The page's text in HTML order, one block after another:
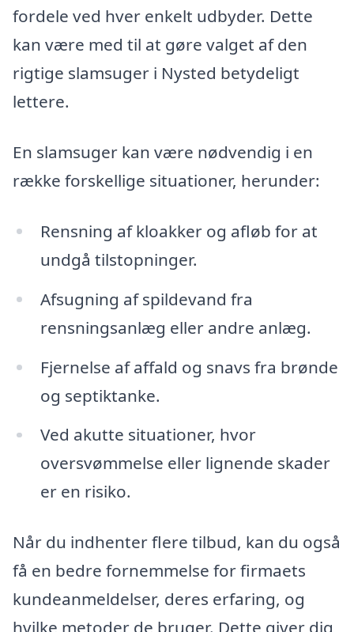
fordele ved hver enkelt udbyder. Dette
kan være med til at gøre valget af den
rigtige slamsuger i Nysted betydeligt
lettere.
En slamsuger kan være nødvendig i en
række forskellige situationer, herunder:
Rensning af kloakker og afløb for at
undgå tilstopninger.
Afsugning af spildevand fra
rensningsanlæg eller andre anlæg.
Fjernelse af affald og snavs fra brønde
og septiktanke.
Ved akutte situationer, hvor
oversvømmelse eller lignende skader
er en risiko.
Når du indhenter flere tilbud, kan du også
få en bedre fornemmelse for firmaets
kundeanmeldelser, deres erfaring, og
hvilke metoder de bruger. Dette giver dig